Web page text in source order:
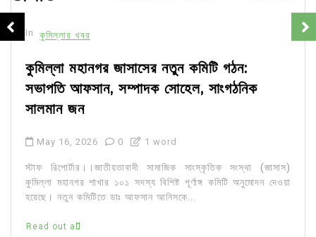
In কুমিল্লার খবর
কুমিল্লা মহানগর জাসাসের নতুন কমিটি গঠন:
সভাপতি আফসান, সম্পাদক সোহেল, সাংগঠনিক
সালমান জন
May 16, 2026 0 1 word
স্টাফ রিপোর্টার।।জাতীয়তাবাদী সামাজিক সাংস্কৃতিক সংস্থা (জাসাস)
কুমিল্লা মহানগর শাখার ১০১ সদস্য বিশিষ্ট পূর্ণাঙ্গ কমিটি অনুমোদন দেওয়া
হয়েছে। নতুন কমিটিতে ডাঃ আফসান আনিসকে...
Read out all